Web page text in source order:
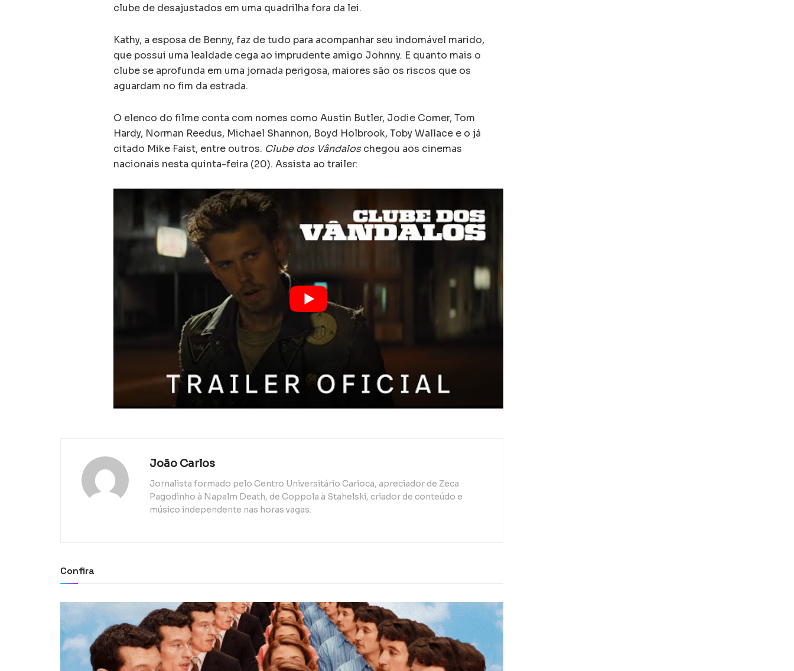
clube de desajustados em uma quadrilha fora da lei.
Kathy, a esposa de Benny, faz de tudo para acompanhar seu indomável marido,
que possui uma lealdade cega ao imprudente amigo Johnny. E quanto mais o
clube se aprofunda em uma jornada perigosa, maiores são os riscos que os
aguardam no fim da estrada.
O elenco do filme conta com nomes como Austin Butler, Jodie Comer, Tom
Hardy, Norman Reedus, Michael Shannon, Boyd Holbrook, Toby Wallace e o já
citado Mike Faist, entre outros. Clube dos Vândalos chegou aos cinemas
nacionais nesta quinta-feira (20). Assista ao trailer:
João Carlos
Jornalista formado pelo Centro Universitário Carioca, apreciador de Zeca
Pagodinho à Napalm Death, de Coppola à Stahelski, criador de conteúdo e
músico independente nas horas vagas.
Confira